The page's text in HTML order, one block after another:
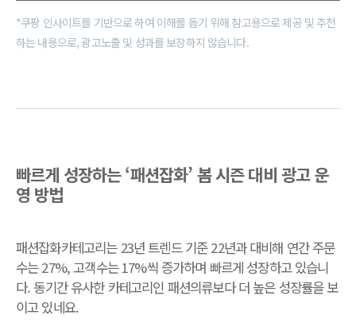
*쿠팡 인사이트를 기반으로 하여 이해를 돕기 위해 참고용으로 제공 및 추천
하는 내용으로, 광고노출 및 성과를 보장하지 않습니다.
빠르게 성장하는 ‘패션잡화’ 봄 시즌 대비 광고 운
영 방법
패션잡화카테고리는 23년 트렌드 기준 22년과 대비해 연간 주문
수는 27%, 고객수는 17%씩 증가하며 빠르게 성장하고 있습니
다. 동기간 유사한 카테고리인 패션의류보다 더 높은 성장률을 보
이고 있네요.